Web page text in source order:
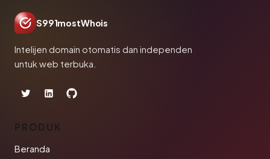
S991mostWhois
Intelijen domain otomatis dan independen
untuk web terbuka.
PRODUK
Beranda